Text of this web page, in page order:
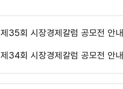
제35회 시장경제칼럼 공모전 안내
제34회 시장경제칼럼 공모전 안내